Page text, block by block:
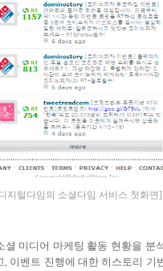
지털다임의 소셜다임 서비스 첫화면]
셜 미디어 마케팅 활동 현황을 분
, 이벤트 진행에 대한 히스토리 기